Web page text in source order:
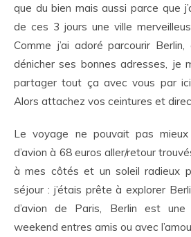
que du bien mais aussi parce que
de ces 3 jours une ville
Comme j’ai adoré parcourir
dénicher ses bonnes adresses, je
partager tout ça avec vous par
Alors attachez vos ceintures et
Le voyage ne pouvait pas
d’avion à 68 euros aller/retour
à mes côtés et un soleil radieux
séjour : j’étais prête à explorer
d’avion de Paris, Berlin est
weekend entres amis ou avec